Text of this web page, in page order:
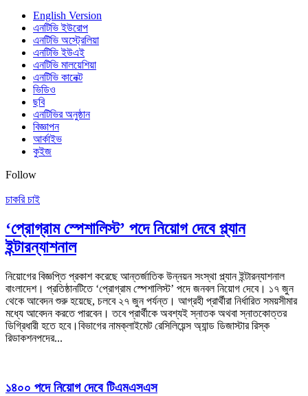
English Version
এনটিভি ইউরোপ
এনটিভি অস্ট্রেলিয়া
এনটিভি ইউএই
এনটিভি মালয়েশিয়া
এনটিভি কানেক্ট
ভিডিও
ছবি
এনটিভির অনুষ্ঠান
বিজ্ঞাপন
আর্কাইভ
কুইজ
Follow
চাকরি চাই
‘প্রোগ্রাম স্পেশালিস্ট’ পদে নিয়োগ দেবে প্ল্যান
ইন্টারন্যাশনাল
নিয়োগের বিজ্ঞপ্তি প্রকাশ করেছে আন্তর্জাতিক উন্নয়ন সংস্থা প্ল্যান ইন্টারন্যাশনাল
বাংলাদেশ। প্রতিষ্ঠানটিতে ‘প্রোগ্রাম স্পেশালিস্ট’ পদে জনবল নিয়োগ দেবে। ১৭ জুন
থেকে আবেদন শুরু হয়েছে, চলবে ২৭ জুন পর্যন্ত। আগ্রহী প্রার্থীরা নির্ধারিত সময়সীমার
মধ্যে আবেদন করতে পারবেন। তবে প্রার্থীকে অবশ্যই স্নাতক অথবা স্নাতকোত্তর
ডিগ্রিধারী হতে হবে।বিভাগের নামক্লাইমেট রেসিলিয়েন্স অ্যান্ড ডিজাস্টার রিস্ক
রিডাকশনপদের...
১৪০০ পদে নিয়োগ দেবে টিএমএসএস